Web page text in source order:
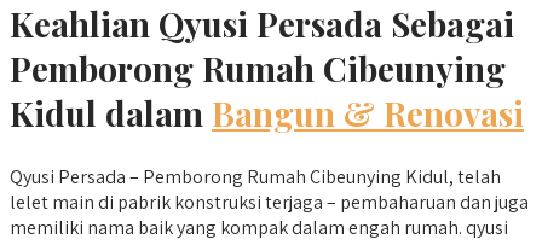
Keahlian Qyusi Persada Sebagai
Pemborong Rumah Cibeunying
Kidul dalam Bangun & Renovasi
Qyusi Persada – Pemborong Rumah Cibeunying Kidul, telah
lelet main di pabrik konstruksi terjaga – pembaharuan dan juga
memiliki nama baik yang kompak dalam engah rumah. qyusi